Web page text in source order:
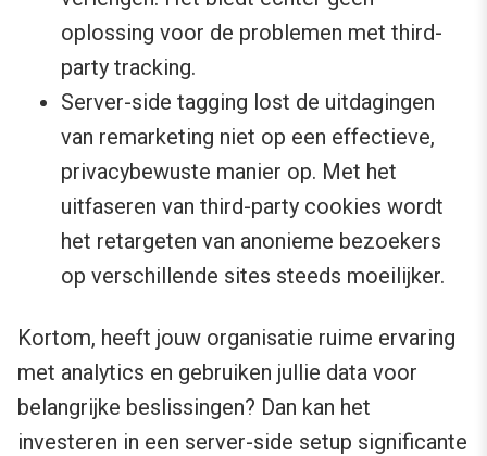
oplossing voor de problemen met third-
party tracking.
Server-side tagging lost de uitdagingen
van remarketing niet op een effectieve,
privacybewuste manier op. Met het
uitfaseren van third-party cookies wordt
het retargeten van anonieme bezoekers
op verschillende sites steeds moeilijker.
Kortom, heeft jouw organisatie ruime ervaring
met analytics en gebruiken jullie data voor
belangrijke beslissingen? Dan kan het
investeren in een server-side setup significante